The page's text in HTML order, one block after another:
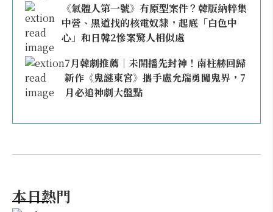
《氣體人第一號》有原型案件？韓版納粹集
中營、黑道找的核電奴隸，起底「白色中
心」和日韓2慘案驚人相似處
7月韓劇推薦｜未開播先封神！南柱赫回歸
新作《鬼謎東宮》攜手盧允瑞勇闖鬼界，7
月必追神劇大盤點
本日熱門